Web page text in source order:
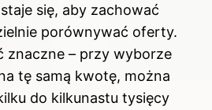
się, aby zachować
porównywać oferty.
znaczne – przy wyborze
tę samą kwotę, można
do kilkunastu tysięcy